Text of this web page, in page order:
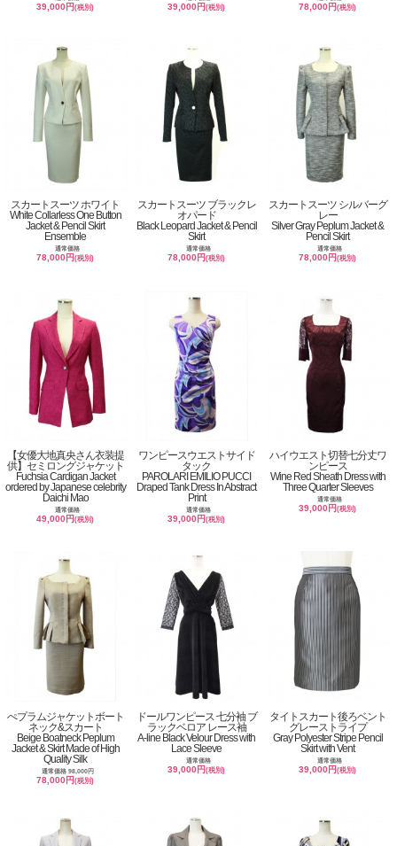
39,000円(税別) 39,000円(税別) 78,000円(税別)
スカートスーツ ホワイト
White Collarless One Button
Jacket & Pencil Skirt
Ensemble
通常価格
78,000円(税別)
スカートスーツ ブラックレ
オパード
Black Leopard Jacket & Pencil
Skirt
通常価格
78,000円(税別)
スカートスーツ シルバーグ
レー
Silver Gray Peplum Jacket &
Pencil Skirt
通常価格
78,000円(税別)
【女優大地真央さん衣装提
供】セミロングジャケット
Fuchsia Cardigan Jacket
ordered by Japanese celebrity
Daichi Mao
通常価格
49,000円(税別)
ワンピースウエストサイド
タック
PAROLARI EMILIO PUCCI
Draped Tank Dress In Abstract
Print
通常価格
39,000円(税別)
ハイウエスト切替七分丈ワ
ンピース
Wine Red Sheath Dress with
Three Quarter Sleeves
通常価格
39,000円(税別)
ぺプラムジャケットボート
ネック&スカート
Beige Boatneck Peplum
Jacket & Skirt Made of High
Quality Silk
通常価格 98,000円
78,000円(税別)
ドールワンピース 七分袖 ブ
ラックベロア レース袖
A-line Black Velour Dress with
Lace Sleeve
通常価格
39,000円(税別)
タイトスカート後ろベント
グレーストライプ
Gray Polyester Stripe Pencil
Skirt with Vent
通常価格
39,000円(税別)